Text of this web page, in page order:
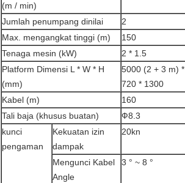
(m / min)
Jumlah penumpang dinilai 2
Max. mengangkat tinggi (m) 150
Tenaga mesin (kW)
2 * 1.5
Platform Dimensi L * W * H
(mm)
5000 (2 + 3 m) *
720 * 1300
Kabel (m)
160
Tali baja (khusus buatan)
Ф8.3
kunci
pengaman
Kekuatan izin
dampak
20kn
Mengunci Kabel
Angle
3 ° ~ 8 °